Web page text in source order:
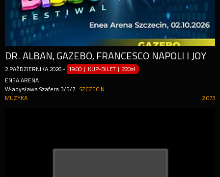
DR. ALBAN, GAZEBO, FRANCESCO NAPOLI I JOY
2 PAŹDZIERNIKA 2026 - 19:00 | KUP-BILET | 220zł
ENEA ARENA
Władysława Szafera 3/5/7
SZCZECIN
2 073
MUZYKA